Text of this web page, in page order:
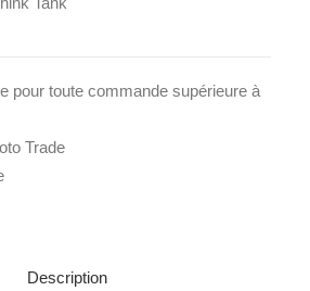
pour toute commande supérieure à
Trade
Description